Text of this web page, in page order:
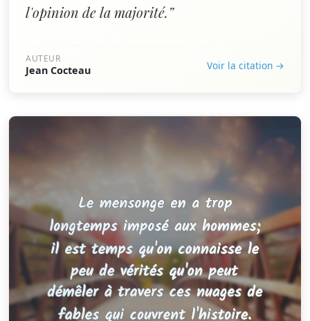
l'opinion de la majorité.”
AUTEUR
Jean Cocteau Voir la citation →